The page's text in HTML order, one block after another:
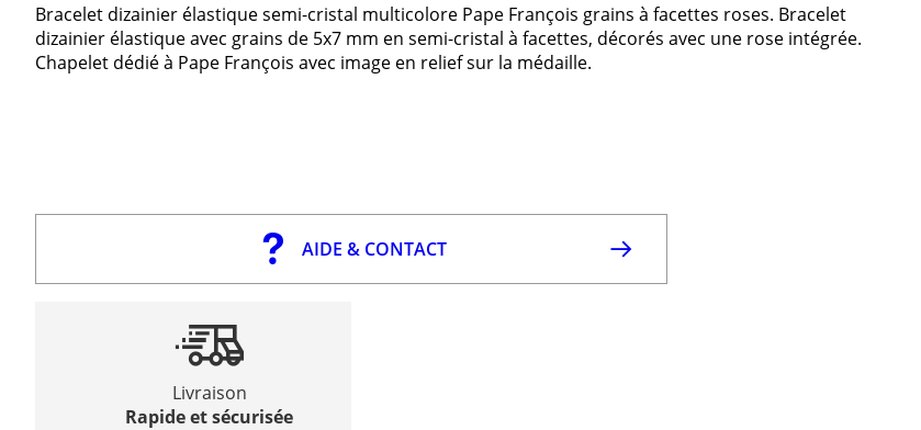
Bracelet dizainier élastique semi-cristal multicolore Pape François grains à facettes roses. Bracelet
dizainier élastique avec grains de 5x7 mm en semi-cristal à facettes, décorés avec une rose intégrée.
Chapelet dédié à Pape François avec image en relief sur la médaille.
AIDE & CONTACT
Livraison
Rapide et sécurisée